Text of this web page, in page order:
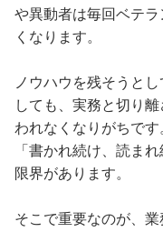
や異動者は毎回ベテ
くなります。
ノウハウを残そうと
しても、実務と切り
われなくなりがちです
「書かれ続け、読ま
限界があります。
そこで重要なのが、